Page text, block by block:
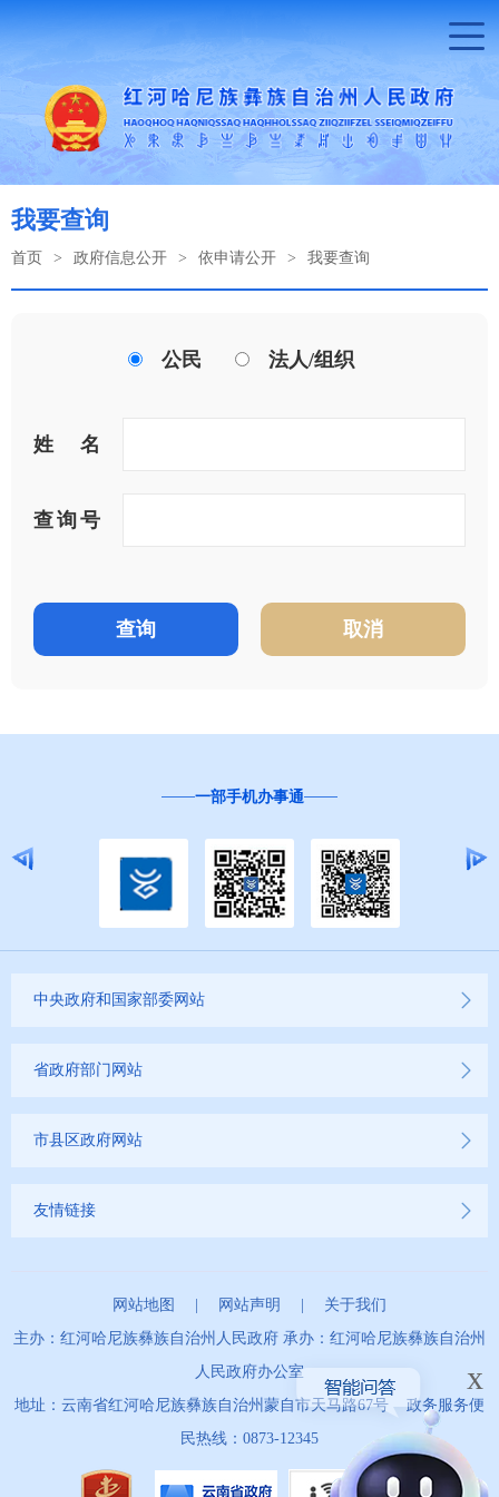
我要查询
首页 > 政府信息公开 > 依申请公开 > 我要查询
公民 法人/组织
姓名
查询号
一部手机办事通
中央政府和国家部委网站
省政府部门网站
市县区政府网站
友情链接
网站地图 网站声明
关于我们
主办：红河哈尼族彝族自治州人民政府 承办：红河哈尼族彝族自治州
人民政府办公室
地址：云南省红河哈尼族彝族自治州蒙自市天马路67号 政务服务便
民热线：0873-12345
x